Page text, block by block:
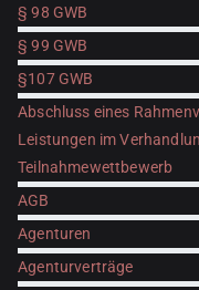
§ 98 GWB
§ 99 GWB
§107 GWB
Abschluss eines
Leistungen im
Teilnahmewettbewerb
AGB
Agenturen
Agenturverträge